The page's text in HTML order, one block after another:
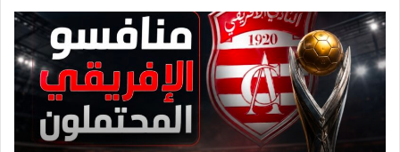
ق
ئ
م